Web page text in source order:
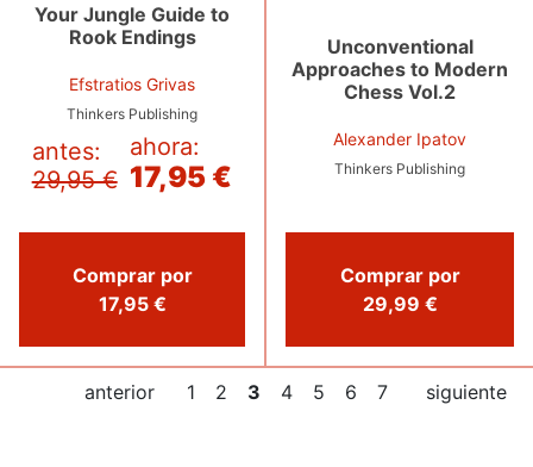
Your Jungle Guide to
Rook Endings
Efstratios Grivas
Thinkers Publishing
antes:
29,95 €
ahora:
17,95 €
Comprar por
17,95 €
Unconventional
Approaches to Modern
Chess Vol.2
Alexander Ipatov
Thinkers Publishing
Comprar por
29,99 €
anterior 1 2 3 4 5 6 7 siguiente